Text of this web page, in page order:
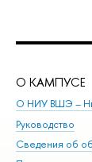
О КАМПУСЕ
О НИУ ВШЭ –
Руководство
Сведения об